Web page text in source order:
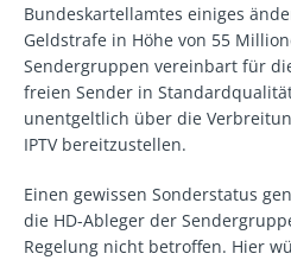
Bundeskartellamtes einiges
Geldstrafe in Höhe von 55
Sendergruppen vereinbart für
freien Sender in
unentgeltlich über die
IPTV bereitzustellen.
Einen gewissen Sonderstatus
die HD-Ableger der
Regelung nicht betroffen. Hier